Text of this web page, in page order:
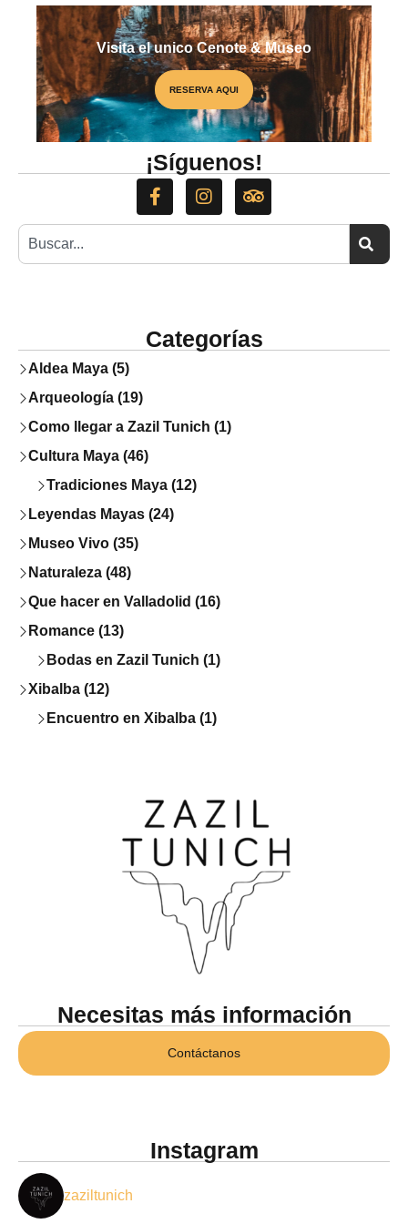
Visita el unico Cenote & Museo
RESERVA AQUI
PREMIO NACIONAL
¡Síguenos!
Categorías
Aldea Maya (5)
Arqueología (19)
Como llegar a Zazil Tunich (1)
Cultura Maya (46)
Tradiciones Maya (12)
Leyendas Mayas (24)
Museo Vivo (35)
Naturaleza (48)
Que hacer en Valladolid (16)
Romance (13)
Bodas en Zazil Tunich (1)
Xibalba (12)
Encuentro en Xibalba (1)
Necesitas más información
Contáctanos
Instagram
zaziltunich